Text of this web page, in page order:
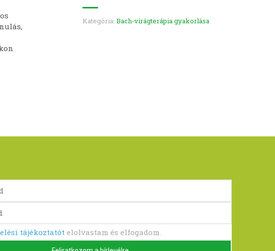
Kategória: Bach-virágterápia gyakorlása
tájékoztatót elolvastam és elfogadom.